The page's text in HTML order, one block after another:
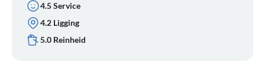
4.5 Service
4.2 Ligging
5.0 Reinheid